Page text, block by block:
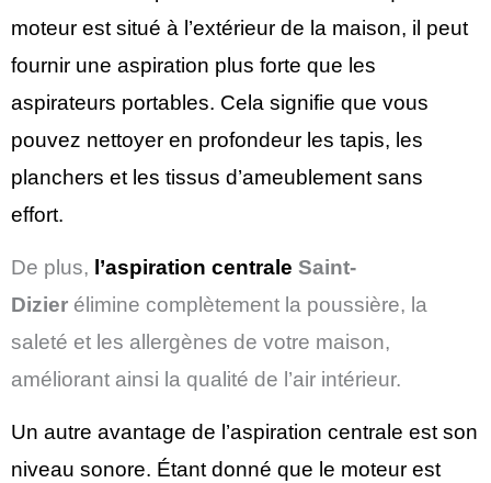
moteur est situé à l’extérieur de la maison, il peut
fournir une aspiration plus forte que les
aspirateurs portables. Cela signifie que vous
pouvez nettoyer en profondeur les tapis, les
planchers et les tissus d’ameublement sans
effort.
De plus, l’aspiration centrale Saint-
Dizier élimine complètement la poussière, la
saleté et les allergènes de votre maison,
améliorant ainsi la qualité de l’air intérieur.
Un autre avantage de l’aspiration centrale est son
niveau sonore. Étant donné que le moteur est